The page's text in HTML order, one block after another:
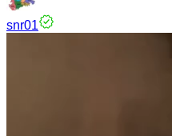
snr01